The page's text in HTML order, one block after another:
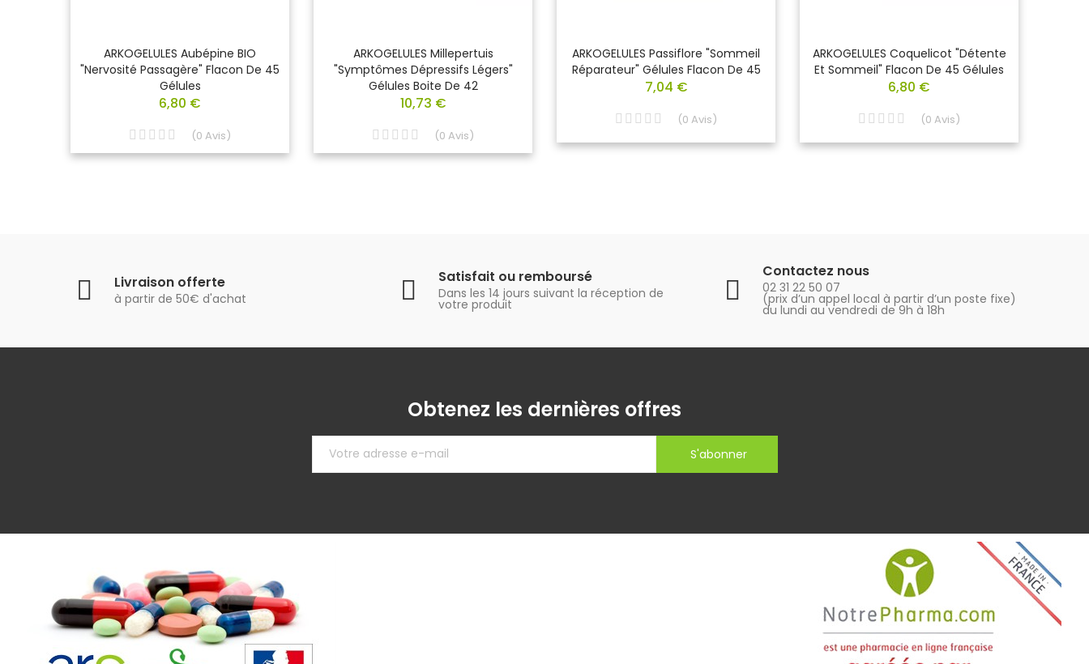
ARKOGELULES Aubépine BIO
"nervosité Passagère" Flacon De 45
Gélules
6,80 €
(0 Avis)
ARKOGELULES Millepertuis
"Symptômes Dépressifs Légers"
Gélules Boite De 42
10,73 €
(0 Avis)
ARKOGELULES Passiflore "Sommeil
Réparateur" Gélules Flacon De 45
7,04 €
(0 Avis)
ARKOGELULES Coquelicot "Détente
Et Sommeil" Flacon De 45 Gélules
6,80 €
(0 Avis)
Livraison offerte
à partir de 50€ d'achat
Satisfait ou remboursé
Dans les 14 jours suivant la réception de
votre produit
Contactez nous
02 31 22 50 07
(prix d’un appel local à partir d’un poste fixe)
du lundi au vendredi de 9h à 18h
Obtenez les dernières offres
S'abonner